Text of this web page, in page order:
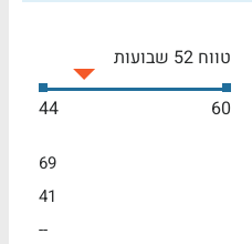
טווח 52 שבועות
60
44
69
41
--